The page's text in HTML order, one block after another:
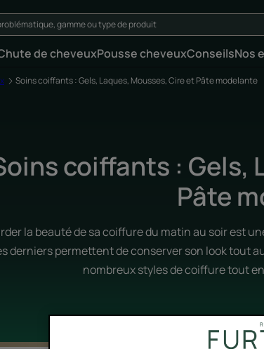
de cheveuxPousse cheveuxConseilsNos
Soins coiffants : Gels, Laques, Mousses, Cire et Pâte modelante
coiffants : Gels,
Pâte
la beauté de sa coiffure du matin au soir est
derniers permettent de conserver son look tout
nombreux styles de coiffure tout